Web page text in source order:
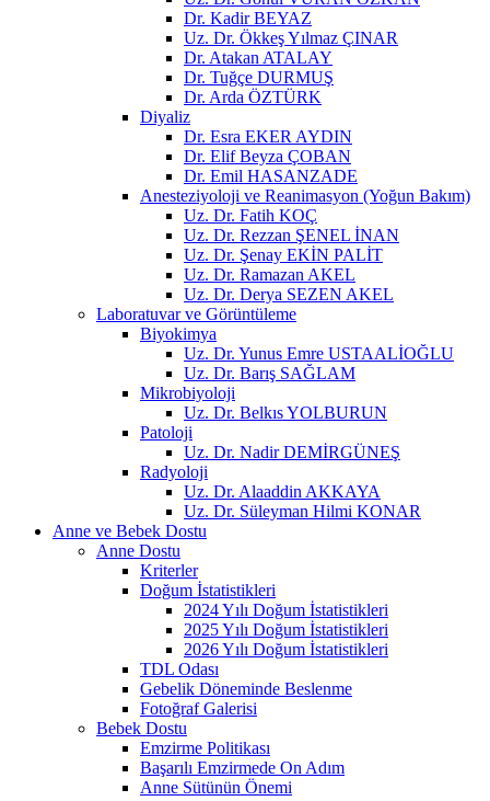
Dr. Kadir BEYAZ
Uz. Dr. Ökkeş Yılmaz ÇINAR
Dr. Atakan ATALAY
Dr. Tuğçe DURMUŞ
Dr. Arda ÖZTÜRK
Diyaliz
Dr. Esra EKER AYDIN
Dr. Elif Beyza ÇOBAN
Dr. Emil HASANZADE
Anesteziyoloji ve Reanimasyon (Yoğun Bakım)
Uz. Dr. Fatih KOÇ
Uz. Dr. Rezzan ŞENEL İNAN
Uz. Dr. Şenay EKİN PALİT
Uz. Dr. Ramazan AKEL
Uz. Dr. Derya SEZEN AKEL
Laboratuvar ve Görüntüleme
Biyokimya
Uz. Dr. Yunus Emre USTAALİOĞLU
Uz. Dr. Barış SAĞLAM
Mikrobiyoloji
Uz. Dr. Belkıs YOLBURUN
Patoloji
Uz. Dr. Nadir DEMİRGÜNEŞ
Radyoloji
Uz. Dr. Alaaddin AKKAYA
Uz. Dr. Süleyman Hilmi KONAR
Anne ve Bebek Dostu
Anne Dostu
Kriterler
Doğum İstatistikleri
2024 Yılı Doğum İstatistikleri
2025 Yılı Doğum İstatistikleri
2026 Yılı Doğum İstatistikleri
TDL Odası
Gebelik Döneminde Beslenme
Fotoğraf Galerisi
Bebek Dostu
Emzirme Politikası
Başarılı Emzirmede On Adım
Anne Sütünün Önemi